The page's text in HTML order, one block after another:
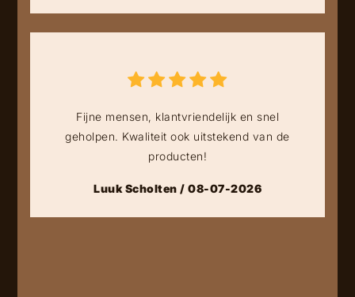
Fijne mensen, klantvriendelijk en snel
geholpen. Kwaliteit ook uitstekend van de
producten!
Luuk Scholten / 08-07-2026